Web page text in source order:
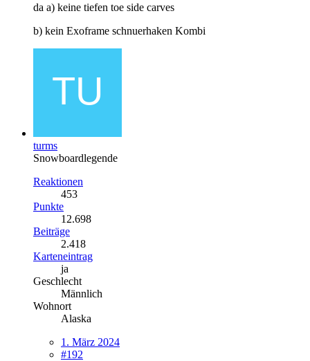
da a) keine tiefen toe side carves
b) kein Exoframe schnuerhaken Kombi
turms
Snowboardlegende
Reaktionen
453
Punkte
12.698
Beiträge
2.418
Karteneintrag
ja
Geschlecht
Männlich
Wohnort
Alaska
1. März 2024
#192